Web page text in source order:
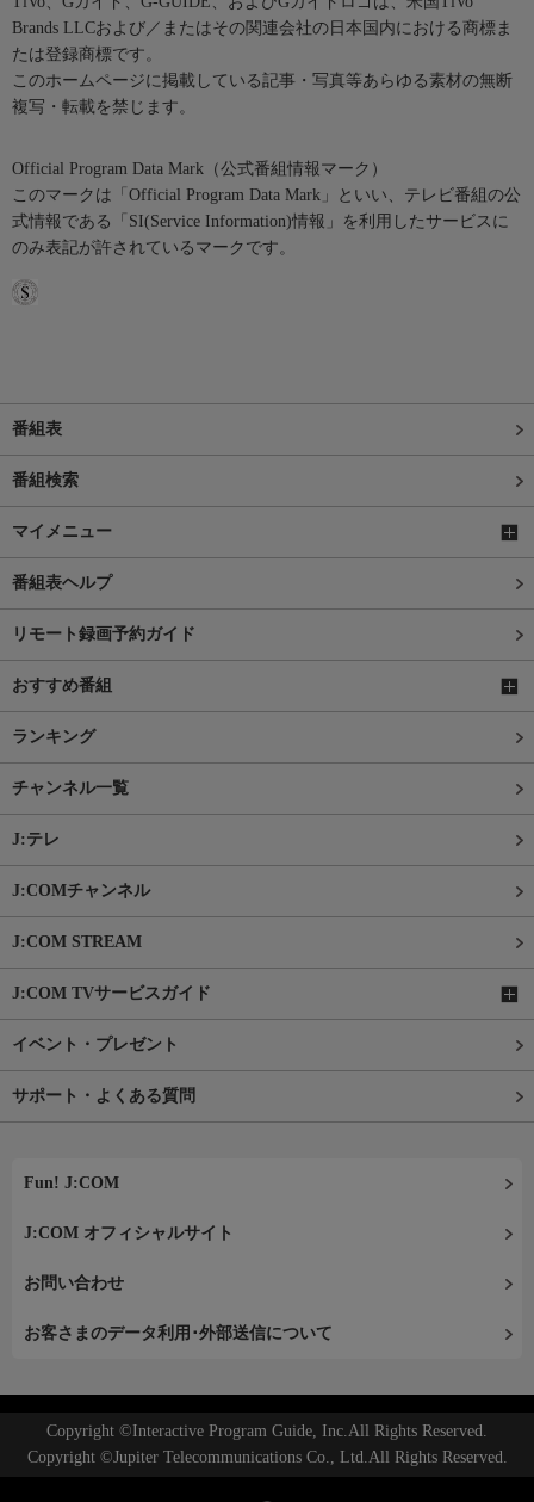
Brands LLCおよび／またはその関連会社の日本国内における商標ま
たは登録商標です。
このホームページに掲載している記事・写真等あらゆる素材の無断
複写・転載を禁じます。
Official Program Data Mark（公式番組情報マーク）
このマークは「Official Program Data Mark」といい、テレビ番組の公
式情報である「SI(Service Information)情報」を利用したサービスに
のみ表記が許されているマークです。
番組表
番組検索
マイメニュー
番組表ヘルプ
リモート録画予約ガイド
おすすめ番組
ランキング
チャンネル一覧
J:テレ
J:COMチャンネル
J:COM STREAM
J:COM TVサービスガイド
イベント・プレゼント
サポート・よくある質問
Fun! J:COM
J:COM オフィシャルサイト
お問い合わせ
お客さまのデータ利用･外部送信について
Copyright ©Interactive Program Guide, Inc.All Rights Reserved.
Copyright ©Jupiter Telecommunications Co., Ltd.All Rights Reserved.